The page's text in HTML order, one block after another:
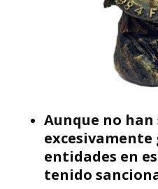
Aunque no han
excesivamente
entidades en
tenido